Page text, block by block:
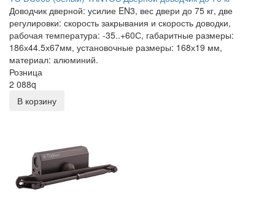
Доводчик дверной: усилие EN3, вес двери до 75 кг, две
регулировки: скорость закрывания и скорость доводки,
рабочая температура: -35..+60С, габаритные размеры:
186х44.5х67мм, установочные размеры: 168х19 мм,
материал: алюминий.
Розница
2 088q
В корзину